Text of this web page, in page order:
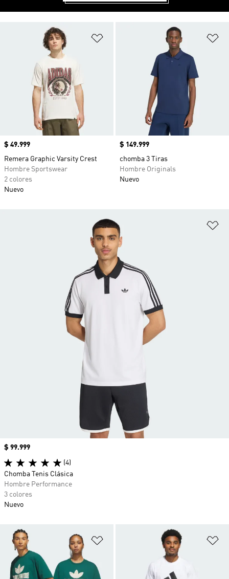
Añadir a la lista de deseos
Precio
$ 49.999
Remera Graphic Varsity Crest
Hombre Sportswear
2 colores
Nuevo
Precio
$ 149.999
chomba 3 Tiras
Hombre Originals
Nuevo
Añadir a la lista de deseos
Precio
$ 99.999
(4)
Chomba Tenis Clásica
Hombre Performance
3 colores
Nuevo